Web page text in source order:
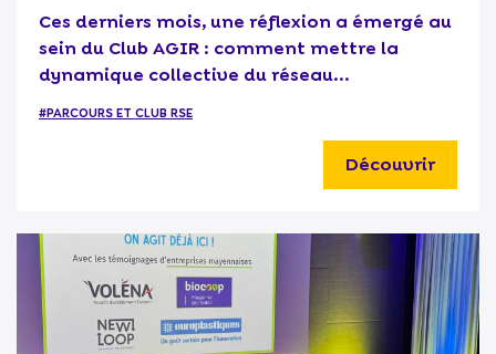
Ces derniers mois, une réflexion a émergé au
sein du Club AGIR : comment mettre la
dynamique collective du réseau...
#PARCOURS ET CLUB RSE
Découvrir